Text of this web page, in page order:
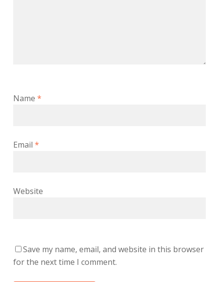
Name *
Email *
Website
Save my name, email, and website in this browser
for the next time I comment.